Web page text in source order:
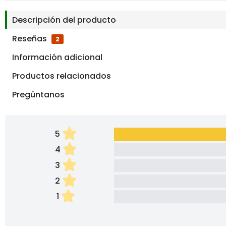
Descripción del producto
Reseñas
2
Información adicional
Productos relacionados
Pregúntanos
5
4
3
2
1